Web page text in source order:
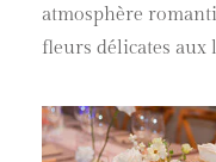
atmosphère
fleurs délicates aux